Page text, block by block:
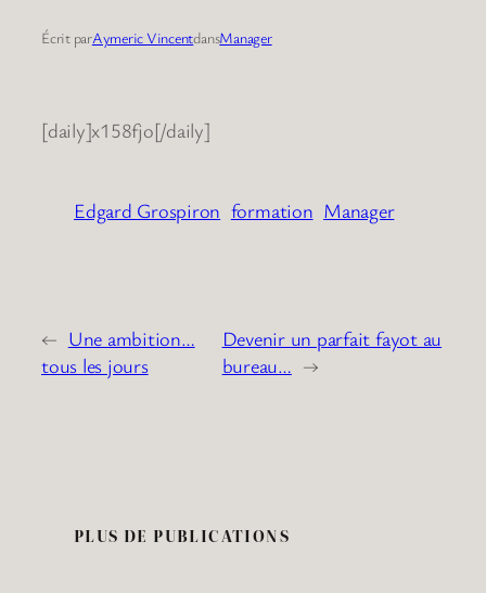
Écrit parAymeric VincentdansManager
[daily]x158fjo[/daily]
Edgard Grospiron formation Manager
← Une ambition…
tous les jours
Devenir un parfait fayot au
bureau… →
PLUS DE PUBLICATIONS